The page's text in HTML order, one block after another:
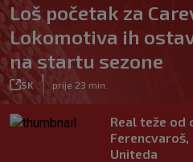
Loš početak za
Lokomotiva ih
na startu sezone
SK prije 23 min.
Real teže od
Ferencvaroš,
Uniteda